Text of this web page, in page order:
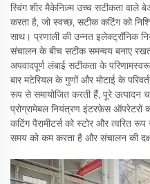
स्विंग शीर मैकेनिज़्म उच्च सटीकता वाले
करता है, जो स्वच्छ, सटीक कटिंग को
साथ। प्रणाली की उन्नत इलेक्ट्रॉनिक
संचालन के बीच सटीक समन्वय बनाए
अपवादपूर्ण लंबाई सटीकता के
बार मटेरियल के गुणों और मोटाई के
रूप से समायोजित करती हैं, पूरे उत्पादन
प्रोग्रामेबल नियंत्रण इंटरफ़ेस ऑपरेटरों
कटिंग पैरामीटर्स को स्टोर और त्वरित
समय को कम करता है और संचालन की